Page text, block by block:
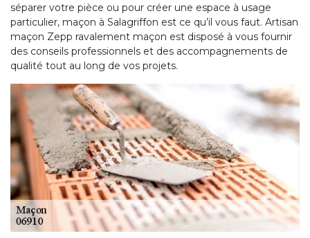
séparer votre pièce ou pour créer une espace à usage
particulier, maçon à Salagriffon est ce qu’il vous faut. Artisan
maçon Zepp ravalement maçon est disposé à vous fournir
des conseils professionnels et des accompagnements de
qualité tout au long de vos projets.